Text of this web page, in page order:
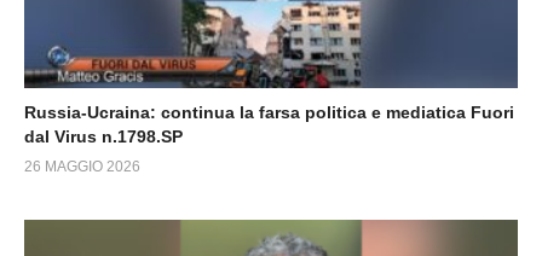
Russia-Ucraina: continua la farsa politica e mediatica Fuori
dal Virus n.1798.SP
26 MAGGIO 2026